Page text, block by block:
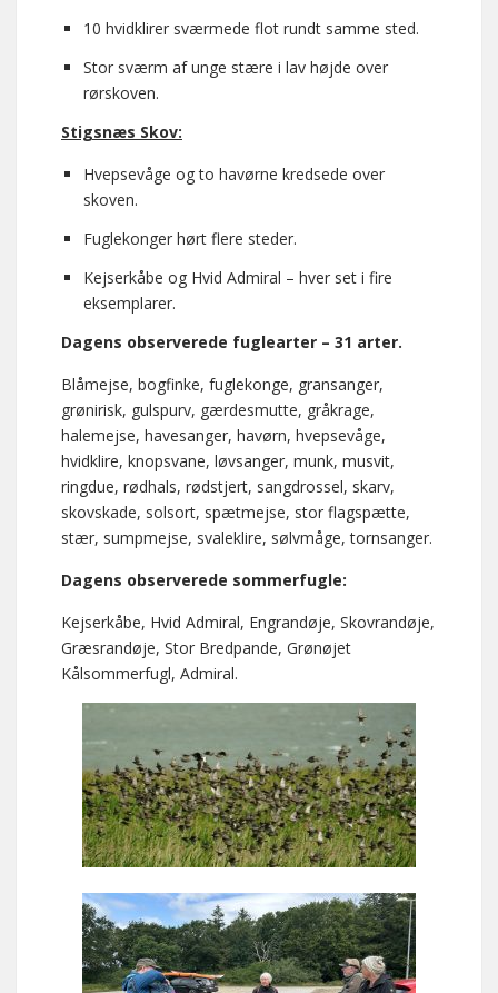
10 hvidklirer sværmede flot rundt samme sted.
Stor sværm af unge stære i lav højde over
rørskoven.
Stigsnæs Skov:
Hvepsevåge og to havørne kredsede over
skoven.
Fuglekonger hørt flere steder.
Kejserkåbe og Hvid Admiral – hver set i fire
eksemplarer.
Dagens observerede fuglearter – 31 arter.
Blåmejse, bogfinke, fuglekonge, gransanger,
grønirisk, gulspurv, gærdesmutte, gråkrage,
halemejse, havesanger, havørn, hvepsevåge,
hvidklire, knopsvane, løvsanger, munk, musvit,
ringdue, rødhals, rødstjert, sangdrossel, skarv,
skovskade, solsort, spætmejse, stor flagspætte,
stær, sumpmejse, svaleklire, sølvmåge, tornsanger.
Dagens observerede sommerfugle:
Kejserkåbe, Hvid Admiral, Engrandøje, Skovrandøje,
Græsrandøje, Stor Bredpande, Grønøjet
Kålsommerfugl, Admiral.